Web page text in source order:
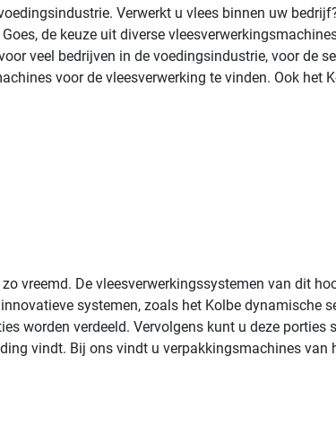
Verwerkt u vlees binnen uw
de keuze uit diverse
veel bedrijven in de voedingsindustrie, voor de
voor de vleesverwerking te vinden. Ook het
vreemd. De vleesverwerkingssystemen van dit
systemen, zoals het Kolbe dynamische
worden verdeeld. Vervolgens kunt u deze porties
vindt. Bij ons vindt u verpakkingsmachines van